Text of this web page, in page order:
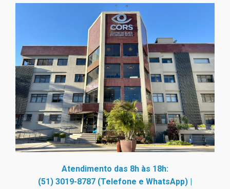
Atendimento das 8h às 18h:
(51) 3019-8787 (Telefone e WhatsApp) |